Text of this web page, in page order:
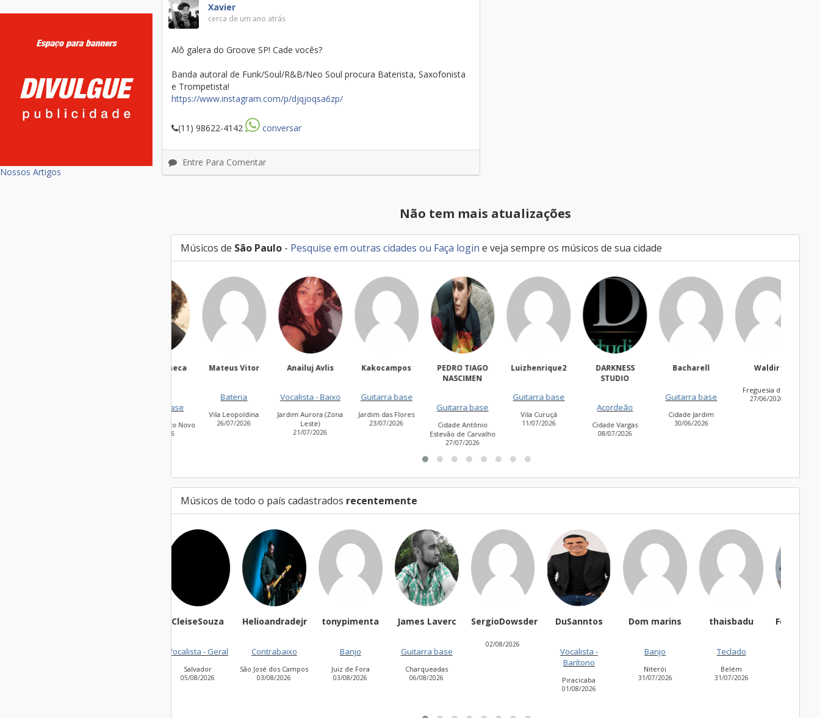
Nossos Artigos
Xavier
cerca de um ano atrás
Alô galera do Groove SP! Cade vocês?
Banda autoral de Funk/Soul/R&B/Neo Soul procura Baterista, Saxofonista
e Trompetista!
https://www.instagram.com/p/djqjoqsa6zp/
(11) 98622-4142 conversar
Entre Para Comentar
Não tem mais atualizações
Músicos de São Paulo - Pesquise em outras cidades ou Faça login e veja sempre os músicos de sua cidade
Mateus Vitor
Bateria
Vila Leopoldina
26/07/2026
Anailuj Avlis
Vocalista - Baixo
Jardim Aurora (Zona
21/07/2026
Kakocampos
Guitarra base
Jardim das Flores
23/07/2026
PEDRO TIAGO
NASCIMEN
Guitarra base
Cidade Antônio
Estevão de Carvalho
27/07/2026
Luizhenrique2
Guitarra base
Vila Curuçá
11/07/2026
DARKNESS
STUDIO
Acordeão
Cidade Vargas
08/07/2026
Bacharell
Guitarra base
Cidade Jardim
30/06/2026
Waldir
Freguesia do Ó
27/06/2026
Músicos de todo o país cadastrados recentemente
Helioandradejr
Contrabaixo
São José dos Campos
03/08/2026
tonypimenta
Banjo
Juiz de Fora
03/08/2026
James Laverc
Guitarra base
Charqueadas
06/08/2026
SergioDowsder DuSanntos Dom marins
Banjo
Niterói
31/07/2026
thaisbadu
Teclado
Belém
31/07/2026
FernandoCSCDo
Acordeão
Itatiba
30/07/2026